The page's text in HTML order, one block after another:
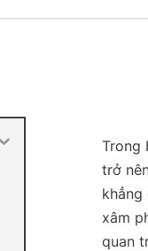
Trong
trở
xâm
quan